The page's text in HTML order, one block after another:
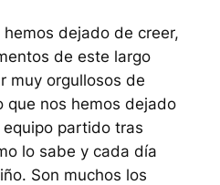
dejado de creer,
de este largo
muy orgullosos de
que nos hemos dejado
partido tras
lo sabe y cada día
Son muchos los